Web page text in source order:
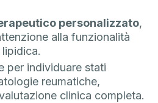
personalizzato,
alla funzionalità
per individuare stati
reumatiche,
clinica completa.